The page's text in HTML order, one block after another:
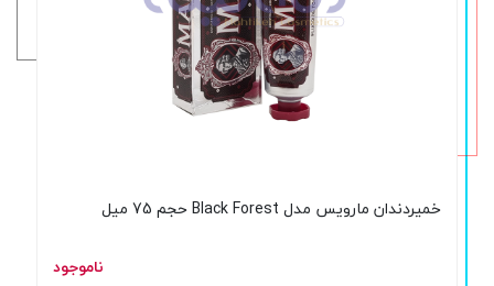
خمیردندان مارویس مدل Black Forest حجم 75 میل
ناموجود